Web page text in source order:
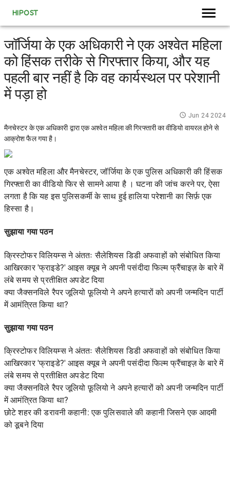
HIPOST
जॉर्जिया के एक अधिकारी ने एक अश्वेत महिला
को हिंसक तरीके से गिरफ्तार किया, और यह
पहली बार नहीं है कि वह कार्यस्थल पर परेशानी
में पड़ा हो
Jun 24 2024
मैनचेस्टर के एक अधिकारी द्वारा एक अश्वेत महिला की गिरफ्तारी का वीडियो वायरल होने से
आक्रोश फैल गया है।
एक अश्वेत महिला और मैनचेस्टर, जॉर्जिया के एक पुलिस अधिकारी कीहिंसक
गिरफ्तारी का वीडियो फिर से सामने आया है । घटना की जांच करने पर, ऐसा
लगता है कि यह इस पुलिसकर्मी के साथ हुई हालिया परेशानी का सिर्फ़ एक
हिस्सा है।
सुझाया गया पठन
क्रिस्टोफर विलियम्स ने अंततः सैलेशियस डिडी अफवाहों को संबोधित किया
आखिरकार 'फ्राइडे?' आइस क्यूब ने अपनी पसंदीदा फिल्म फ्रैंचाइज़ के बारे में
लंबे समय से प्रतीक्षित अपडेट दिया
क्या जैक्सनविले रैपर जूलियो फ़ूलियो ने अपने हत्यारों को अपनी जन्मदिन पार्टी
में आमंत्रित किया था?
सुझाया गया पठन
क्रिस्टोफर विलियम्स ने अंततः सैलेशियस डिडी अफवाहों को संबोधित किया
आखिरकार 'फ्राइडे?' आइस क्यूब ने अपनी पसंदीदा फिल्म फ्रैंचाइज़ के बारे में
लंबे समय से प्रतीक्षित अपडेट दिया
क्या जैक्सनविले रैपर जूलियो फ़ूलियो ने अपने हत्यारों को अपनी जन्मदिन पार्टी
में आमंत्रित किया था?
छोटे शहर की डरावनी कहानी: एक पुलिसवाले की कहानी जिसने एक आदमी
को डूबने दिया